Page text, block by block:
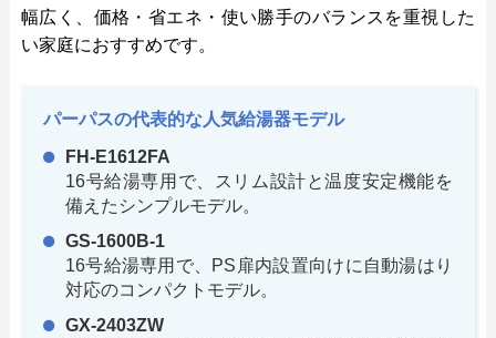
幅広く、価格・省エネ・使い勝手のバランスを重視した
い家庭におすすめです。
パーパスの代表的な人気給湯器モデル
FH-E1612FA
16号給湯専用で、スリム設計と温度安定機能を
備えたシンプルモデル。
GS-1600B-1
16号給湯専用で、PS扉内設置向けに自動湯はり
対応のコンパクトモデル。
GX-2403ZW